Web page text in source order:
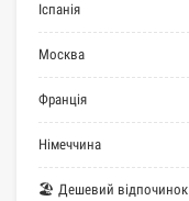
Іспанія
Москва
Франція
Німеччина
🏖 Дешевий відпочинок